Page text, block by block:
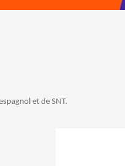
et de SNT.